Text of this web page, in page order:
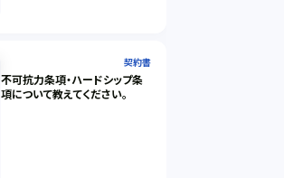
契約書
不可抗力条項・ハードシップ条
項について教えてください。